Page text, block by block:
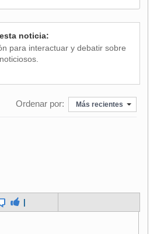
la Resolución de Calificación
enfatizó Badenier.
Ambiente aclaró que "en el
tiene cualquier titular, si lo
al Tercer Tribunal Ambiental
después de ser notificado".
que los proyectos que no
que generan y no presenten
y compensación, "son
noticia:
para interactuar y debatir sobre
Ordenar por: Más recientes